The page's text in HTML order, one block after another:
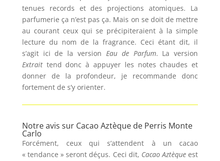
tenues records et des projections atomiques. La
parfumerie ça n’est pas ça. Mais on se doit de mettre
au courant ceux qui se précipiteraient à la simple
lecture du nom de la fragrance. Ceci étant dit, il
s’agit ici de la version Eau de Parfum. La version
Extraittend donc à appuyer les notes chaudes et
donner de la profondeur, je recommande donc
fortement de s’y orienter.
Notre avis sur Cacao Aztèque de Perris Monte
Carlo
Forcément, ceux qui s’attendent à un cacao
« tendance » seront déçus. Ceci dit, Cacao Aztèque est